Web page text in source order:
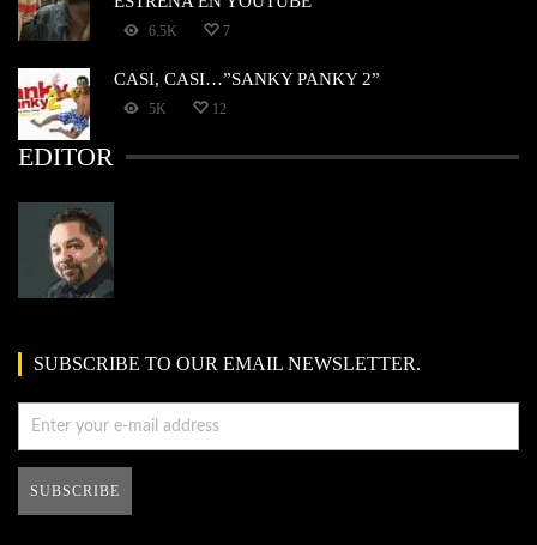
6.5K 7
CASI, CASI…”SANKY PANKY 2”
5K 12
EDITOR
SUBSCRIBE TO OUR EMAIL NEWSLETTER.